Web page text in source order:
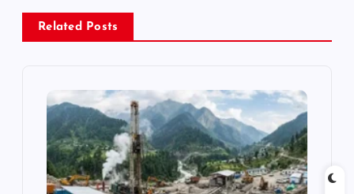
v
Related Posts